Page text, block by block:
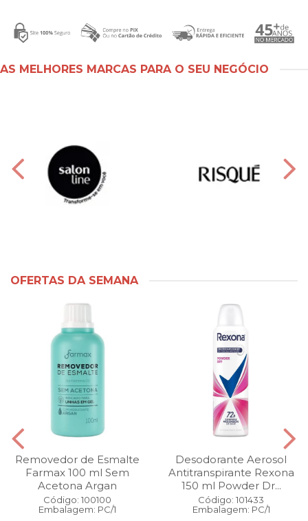
AS MELHORES MARCAS PARA O SEU NEGÓCIO
OFERTAS DA SEMANA
Removedor de Esmalte
Farmax 100 ml Sem
Acetona Argan
Código: 100100
Embalagem: PC/1
Desodorante Aerosol
Antitranspirante Rexona
150 ml Powder Dr...
Código: 101433
Embalagem: PC/1